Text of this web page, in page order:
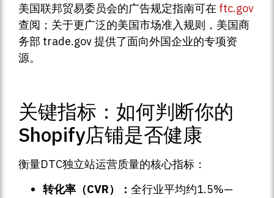
美国联邦贸易委员会的广告规定指南可在 ftc.gov
查阅；关于更广泛的美国市场准入规则，美国商
务部 trade.gov 提供了面向外国企业的专项资
源。
关键指标：如何判断你的
Shopify店铺是否健康
衡量DTC独立站运营质量的核心指标：
转化率（CVR）： 全行业平均约1.5%—